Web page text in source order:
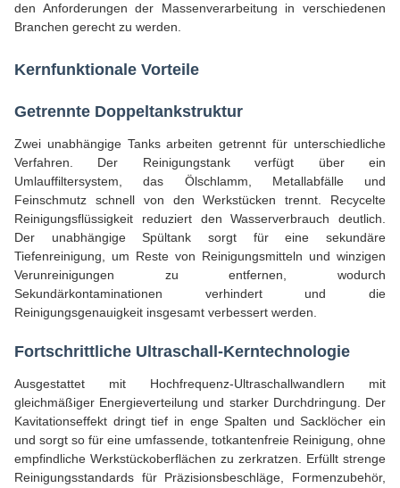
den Anforderungen der Massenverarbeitung in verschiedenen
Branchen gerecht zu werden.
Kernfunktionale Vorteile
Getrennte Doppeltankstruktur
Zwei unabhängige Tanks arbeiten getrennt für unterschiedliche
Verfahren. Der Reinigungstank verfügt über ein
Umlauffiltersystem, das Ölschlamm, Metallabfälle und
Feinschmutz schnell von den Werkstücken trennt. Recycelte
Reinigungsflüssigkeit reduziert den Wasserverbrauch deutlich.
Der unabhängige Spültank sorgt für eine sekundäre
Tiefenreinigung, um Reste von Reinigungsmitteln und winzigen
Verunreinigungen zu entfernen, wodurch
Sekundärkontaminationen verhindert und die
Reinigungsgenauigkeit insgesamt verbessert werden.
Fortschrittliche Ultraschall-Kerntechnologie
Ausgestattet mit Hochfrequenz-Ultraschallwandlern mit
gleichmäßiger Energieverteilung und starker Durchdringung. Der
Kavitationseffekt dringt tief in enge Spalten und Sacklöcher ein
und sorgt so für eine umfassende, totkantenfreie Reinigung, ohne
empfindliche Werkstückoberflächen zu zerkratzen. Erfüllt strenge
Reinigungsstandards für Präzisionsbeschläge, Formenzubehör,